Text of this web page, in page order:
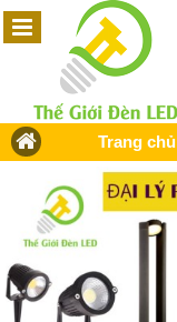
Trang chủ